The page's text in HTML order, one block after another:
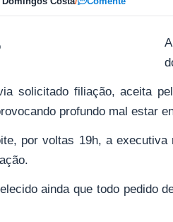
solicitado filiação, aceita
profundo mal estar
por voltas 19h, a
ainda que todo pedido